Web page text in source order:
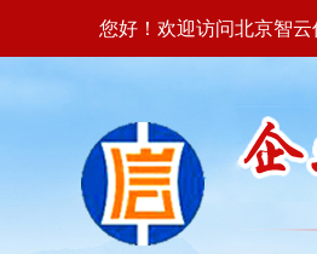
您好！欢迎访问北京智